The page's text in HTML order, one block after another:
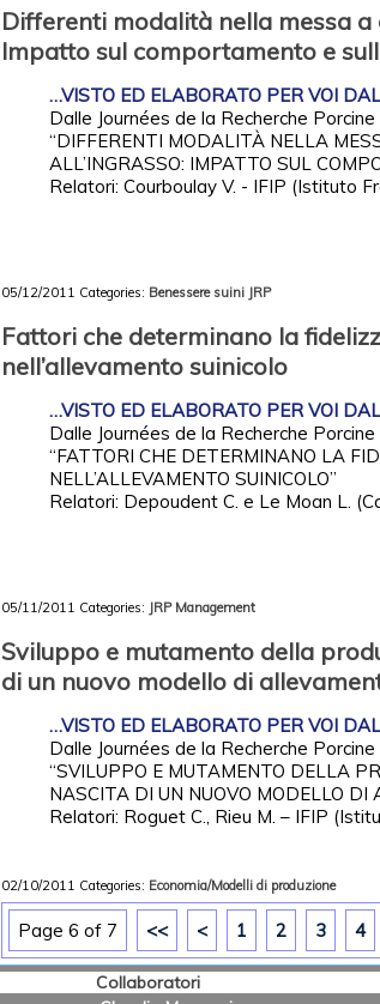
Differenti modalità nella messa a
Impatto sul comportamento e
…VISTO ED ELABORATO PER VOI
Dalle Journées de la Recherche
“DIFFERENTI MODALITÀ NELLA
ALL’INGRASSO: IMPATTO SUL
Relatori: Courboulay V. - IFIP (Istituto
05/12/2011 Categories: Benessere suini JRP
Fattori che determinano la
nell’allevamento suinicolo
…VISTO ED ELABORATO PER VOI
Dalle Journées de la Recherche
“FATTORI CHE DETERMINANO LA
NELL’ALLEVAMENTO SUINICOLO”
Relatori: Depoudent C. e Le Moan L.
05/11/2011 Categories: JRP Management
Sviluppo e mutamento della
di un nuovo modello di
…VISTO ED ELABORATO PER VOI
Dalle Journées de la Recherche
“SVILUPPO E MUTAMENTO DELLA
NASCITA DI UN NUOVO MODELLO
Relatori: Roguet C., Rieu M. – IFIP
02/10/2011 Categories: Economia/Modelli di produzione
Page 6 of 7 << < 1 2 3 4
Collaboratori